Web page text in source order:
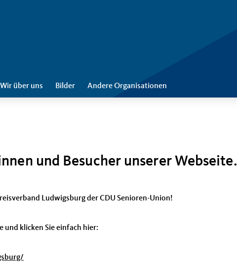
Wir über uns Bilder Andere Organisationen
und Besucher unserer Webseite.
Ludwigsburg der CDU Senioren-Union!
und klicken Sie einfach hier: